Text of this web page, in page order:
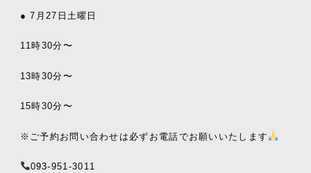
● 7月27日土曜日
11時30分〜
13時30分〜
15時30分〜
※ご予約お問い合わせは必ずお電話でお願いいたします
093-951-3011